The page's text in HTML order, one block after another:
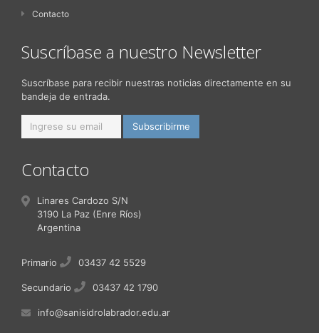
Contacto
Suscríbase a nuestro Newsletter
Suscríbase para recibir nuestras noticias directamente en su
bandeja de entrada.
Contacto
Linares Cardozo S/N
3190 La Paz (Enre Ríos)
Argentina
Primario 03437 42 5529
Secundario 03437 42 1790
info@sanisidrolabrador.edu.ar